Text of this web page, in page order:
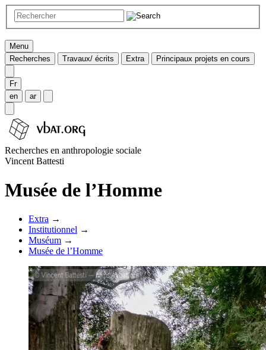
Menu
Recherches
Travaux/ écrits Extra Principaux projets en cours
Fr
en
ar
Recherches en anthropologie sociale
Vincent Battesti
Musée de l’Homme
Extra →
Institutionnel →
Muséum →
Musée de l’Homme